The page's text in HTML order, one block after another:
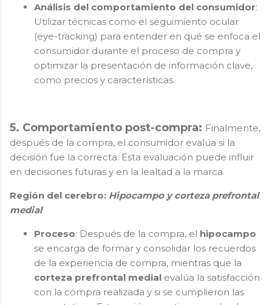
Análisis del comportamiento del consumidor:
Utilizar técnicas como el seguimiento ocular
(eye-tracking) para entender en qué se enfoca el
consumidor durante el proceso de compra y
optimizar la presentación de información clave,
como precios y características.
5. Comportamiento post-compra: Finalmente,
después de la compra, el consumidor evalúa si la
decisión fue la correcta. Esta evaluación puede influir
en decisiones futuras y en la lealtad a la marca.
Región del cerebro: Hipocampo y corteza prefrontal
medial
Proceso: Después de la compra, el hipocampo
se encarga de formar y consolidar los recuerdos
de la experiencia de compra, mientras que la
corteza prefrontal medial evalúa la satisfacción
con la compra realizada y si se cumplieron las